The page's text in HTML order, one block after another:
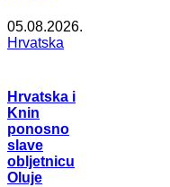
05.08.2026.
Hrvatska
Hrvatska i
Knin
ponosno
slave
obljetnicu
Oluje